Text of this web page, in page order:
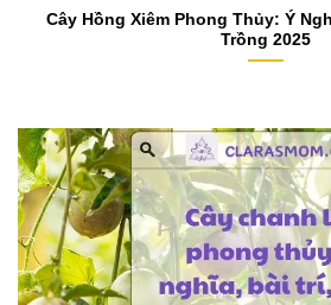
Cây Hồng Xiêm Phong Thủy: Ý
Trồng 2025